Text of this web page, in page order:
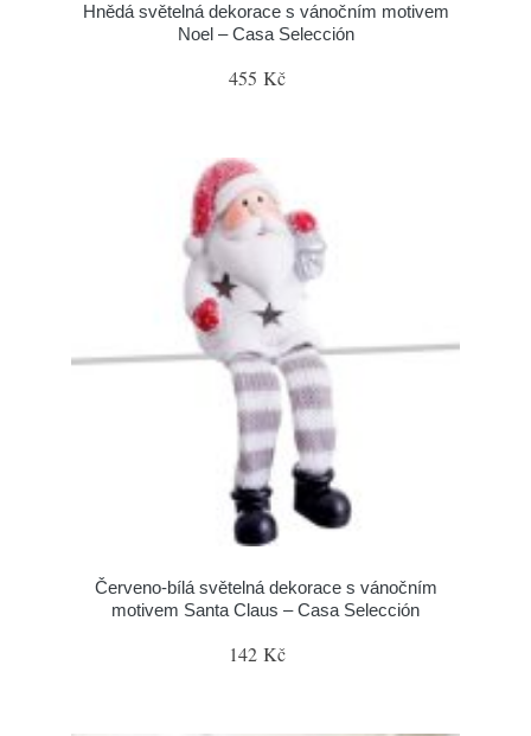
Hnědá světelná dekorace s vánočním motivem
Noel – Casa Selección
455 Kč
Červeno-bílá světelná dekorace s vánočním
motivem Santa Claus – Casa Selección
142 Kč